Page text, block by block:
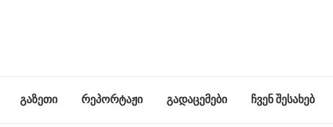
გაზეთი რეპორტაჟი გადაცემები ჩვენ შესახებ